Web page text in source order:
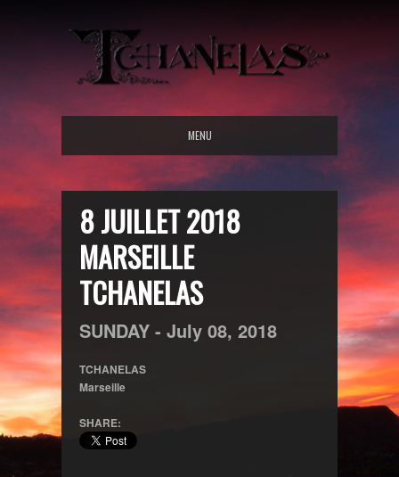
MENU
8 JUILLET 2018
MARSEILLE
TCHANELAS
SUNDAY - July 08, 2018
TCHANELAS
Marseille
SHARE: